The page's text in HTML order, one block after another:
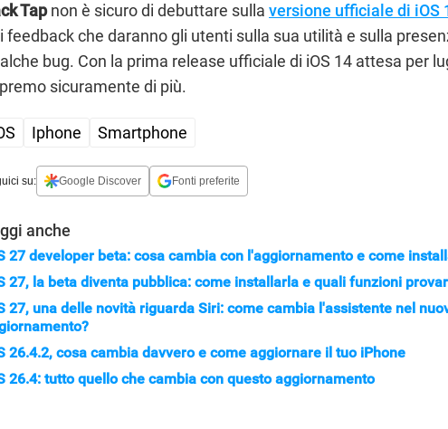
Tapnon è sicuro di debuttare sulla versione ufficiale di iOS
feedback che daranno gli utenti sulla sua utilità e sulla
bug. Con la prima release ufficiale di iOS 14 attesa per
sicuramente di più.
Iphone Smartphone
su: Google Discover Fonti preferite
anche
27 developer beta: cosa cambia con l'aggiornamento e come
27, la beta diventa pubblica: come installarla e quali funzioni
27, una delle novità riguarda Siri: come cambia l'assistente nel
26.4.2, cosa cambia davvero e come aggiornare il tuo iPhone
26.4: tutto quello che cambia con questo aggiornamento